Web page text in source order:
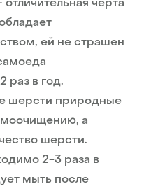
черта
ей не страшен
раз в год.
шерсти природные
а
шерсти.
2-3 раза в
мыть после